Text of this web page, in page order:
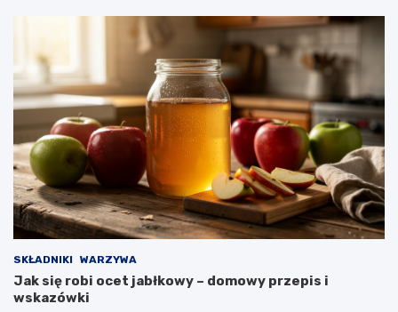
SKŁADNIKI WARZYWA
Jak się robi ocet jabłkowy – domowy przepis i
wskazówki